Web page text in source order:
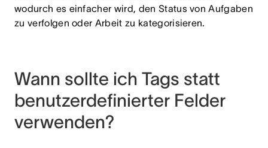
wodurch es einfacher wird, den Status von Aufgaben
zu verfolgen oder Arbeit zu kategorisieren.
Wann sollte ich Tags statt
benutzerdefinierter Felder
verwenden?